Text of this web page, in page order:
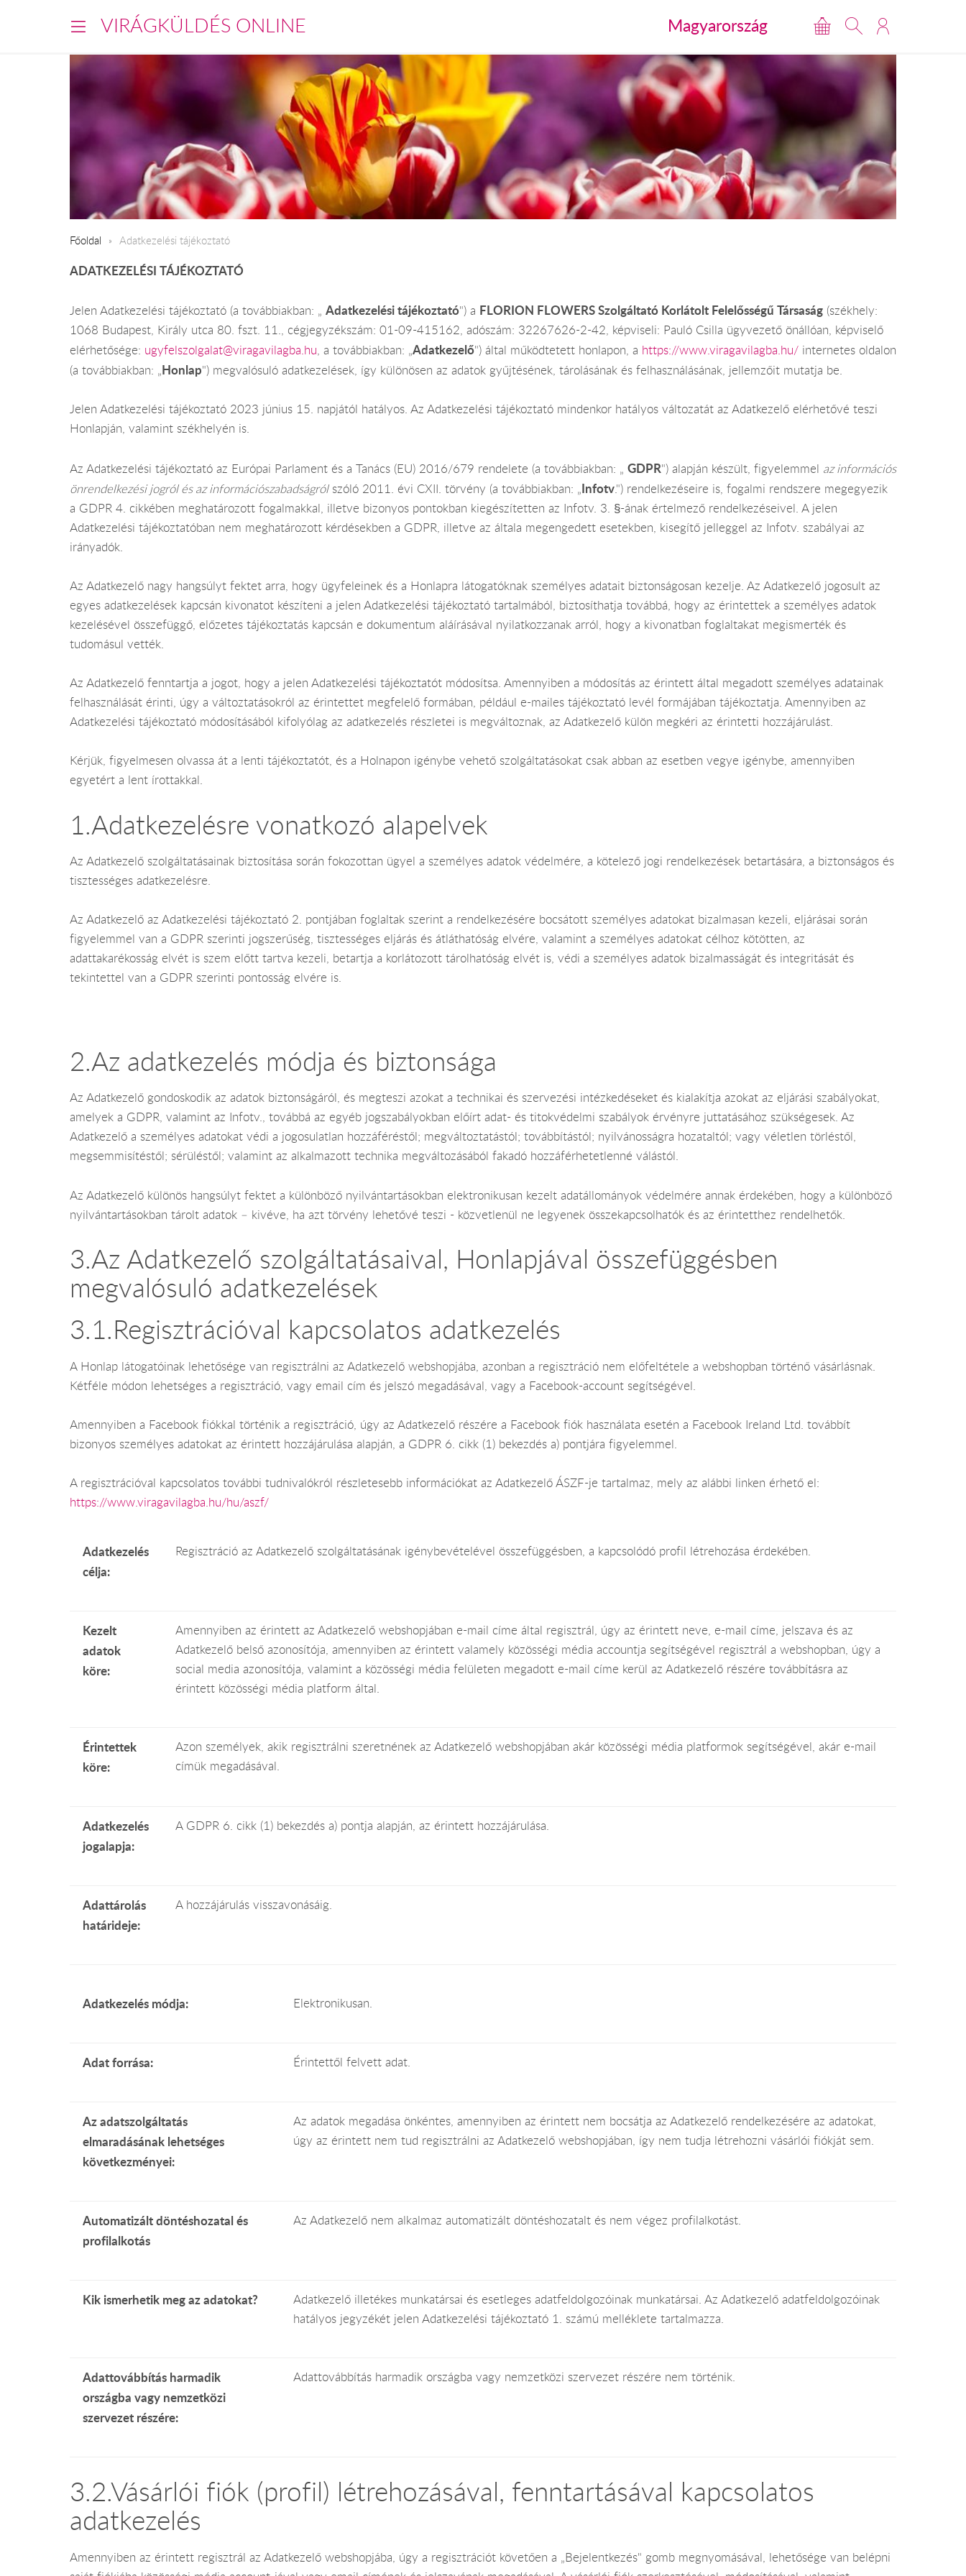
VIRÁGKÜLDÉS ONLINE Magyarország
Főoldal Adatkezelési tájékoztató
ADATKEZELÉSI TÁJÉKOZTATÓ
Jelen Adatkezelési tájékoztató (a továbbiakban: „ Adatkezelési tájékoztató") a FLORION FLOWERS Szolgáltató Korlátolt Felelősségű Társaság (székhely:
1068 Budapest, Király utca 80. fszt. 11., cégjegyzékszám: 01-09-415162, adószám: 32267626-2-42, képviseli: Pauló Csilla ügyvezető önállóan, képviselő
elérhetősége: ugyfelszolgalat@viragavilagba.hu, a továbbiakban: „Adatkezelő") által működtetett honlapon, a https://www.viragavilagba.hu/ internetes oldalon
(a továbbiakban: „Honlap") megvalósuló adatkezelések, így különösen az adatok gyűjtésének, tárolásának és felhasználásának, jellemzőit mutatja be.
Jelen Adatkezelési tájékoztató 2023 június 15. napjától hatályos. Az Adatkezelési tájékoztató mindenkor hatályos változatát az Adatkezelő elérhetővé teszi
Honlapján, valamint székhelyén is.
Az Adatkezelési tájékoztató az Európai Parlament és a Tanács (EU) 2016/679 rendelete (a továbbiakban: „ GDPR") alapján készült, figyelemmel az információs
önrendelkezési jogról és az információszabadságrólszóló 2011. évi CXII. törvény (a továbbiakban: „Infotv.") rendelkezéseire is, fogalmi rendszere megegyezik
a GDPR 4. cikkében meghatározott fogalmakkal, illetve bizonyos pontokban kiegészítetten az Infotv. 3. §-ának értelmező rendelkezéseivel. A jelen
Adatkezelési tájékoztatóban nem meghatározott kérdésekben a GDPR, illetve az általa megengedett esetekben, kisegítő jelleggel az Infotv. szabályai az
irányadók.
Az Adatkezelő nagy hangsúlyt fektet arra, hogy ügyfeleinek és a Honlapra látogatóknak személyes adatait biztonságosan kezelje. Az Adatkezelő jogosult az
egyes adatkezelések kapcsán kivonatot készíteni a jelen Adatkezelési tájékoztató tartalmából, biztosíthatja továbbá, hogy az érintettek a személyes adatok
kezelésével összefüggő, előzetes tájékoztatás kapcsán e dokumentum aláírásával nyilatkozzanak arról, hogy a kivonatban foglaltakat megismerték és
tudomásul vették.
Az Adatkezelő fenntartja a jogot, hogy a jelen Adatkezelési tájékoztatót módosítsa. Amennyiben a módosítás az érintett által megadott személyes adatainak
felhasználását érinti, úgy a változtatásokról az érintettet megfelelő formában, például e-mailes tájékoztató levél formájában tájékoztatja. Amennyiben az
Adatkezelési tájékoztató módosításából kifolyólag az adatkezelés részletei is megváltoznak, az Adatkezelő külön megkéri az érintetti hozzájárulást.
Kérjük, figyelmesen olvassa át a lenti tájékoztatót, és a Holnapon igénybe vehető szolgáltatásokat csak abban az esetben vegye igénybe, amennyiben
egyetért a lent írottakkal.
1.Adatkezelésre vonatkozó alapelvek
Az Adatkezelő szolgáltatásainak biztosítása során fokozottan ügyel a személyes adatok védelmére, a kötelező jogi rendelkezések betartására, a biztonságos és
tisztességes adatkezelésre.
Az Adatkezelő az Adatkezelési tájékoztató 2. pontjában foglaltak szerint a rendelkezésére bocsátott személyes adatokat bizalmasan kezeli, eljárásai során
figyelemmel van a GDPR szerinti jogszerűség, tisztességes eljárás és átláthatóság elvére, valamint a személyes adatokat célhoz kötötten, az
adattakarékosság elvét is szem előtt tartva kezeli, betartja a korlátozott tárolhatóság elvét is, védi a személyes adatok bizalmasságát és integritását és
tekintettel van a GDPR szerinti pontosság elvére is.
2.Az adatkezelés módja és biztonsága
Az Adatkezelő gondoskodik az adatok biztonságáról, és megteszi azokat a technikai és szervezési intézkedéseket és kialakítja azokat az eljárási szabályokat,
amelyek a GDPR, valamint az Infotv., továbbá az egyéb jogszabályokban előírt adat- és titokvédelmi szabályok érvényre juttatásához szükségesek. Az
Adatkezelő a személyes adatokat védi a jogosulatlan hozzáféréstől; megváltoztatástól; továbbítástól; nyilvánosságra hozataltól; vagy véletlen törléstől,
megsemmisítéstől; sérüléstől; valamint az alkalmazott technika megváltozásából fakadó hozzáférhetetlenné válástól.
Az Adatkezelő különös hangsúlyt fektet a különböző nyilvántartásokban elektronikusan kezelt adatállományok védelmére annak érdekében, hogy a különböző
nyilvántartásokban tárolt adatok – kivéve, ha azt törvény lehetővé teszi - közvetlenül ne legyenek összekapcsolhatók és az érintetthez rendelhetők.
3.Az Adatkezelő szolgáltatásaival, Honlapjával összefüggésben
megvalósuló adatkezelések
3.1.Regisztrációval kapcsolatos adatkezelés
A Honlap látogatóinak lehetősége van regisztrálni az Adatkezelő webshopjába, azonban a regisztráció nem előfeltétele a webshopban történő vásárlásnak.
Kétféle módon lehetséges a regisztráció, vagy email cím és jelszó megadásával, vagy a Facebook-account segítségével.
Amennyiben a Facebook fiókkal történik a regisztráció, úgy az Adatkezelő részére a Facebook fiók használata esetén a Facebook Ireland Ltd. továbbít
bizonyos személyes adatokat az érintett hozzájárulása alapján, a GDPR 6. cikk (1) bekezdés a) pontjára figyelemmel.
A regisztrációval kapcsolatos további tudnivalókról részletesebb információkat az Adatkezelő ÁSZF-je tartalmaz, mely az alábbi linken érhető el:
https://www.viragavilagba.hu/hu/aszf/
Adatkezelés
célja:
Regisztráció az Adatkezelő szolgáltatásának igénybevételével összefüggésben, a kapcsolódó profil létrehozása érdekében.
Kezelt
adatok
köre:
Amennyiben az érintett az Adatkezelő webshopjában e-mail címe által regisztrál, úgy az érintett neve, e-mail címe, jelszava és az
Adatkezelő belső azonosítója, amennyiben az érintett valamely közösségi média accountja segítségével regisztrál a webshopban, úgy a
social media azonosítója, valamint a közösségi média felületen megadott e-mail címe kerül az Adatkezelő részére továbbításra az
érintett közösségi média platform által.
Érintettek
köre:
Azon személyek, akik regisztrálni szeretnének az Adatkezelő webshopjában akár közösségi média platformok segítségével, akár e-mail
címük megadásával.
Adatkezelés
jogalapja:
A GDPR 6. cikk (1) bekezdés a) pontja alapján, az érintett hozzájárulása.
Adattárolás
határideje:
A hozzájárulás visszavonásáig.
Adatkezelés módja: Elektronikusan.
Adat forrása: Érintettől felvett adat.
Az adatszolgáltatás
elmaradásának lehetséges
következményei:
Az adatok megadása önkéntes, amennyiben az érintett nem bocsátja az Adatkezelő rendelkezésére az adatokat,
úgy az érintett nem tud regisztrálni az Adatkezelő webshopjában, így nem tudja létrehozni vásárlói fiókját sem.
Automatizált döntéshozatal és
profilalkotás
Az Adatkezelő nem alkalmaz automatizált döntéshozatalt és nem végez profilalkotást.
Kik ismerhetik meg az adatokat?
Adatkezelő illetékes munkatársai és esetleges adatfeldolgozóinak munkatársai. Az Adatkezelő adatfeldolgozóinak
hatályos jegyzékét jelen Adatkezelési tájékoztató 1. számú melléklete tartalmazza.
Adattovábbítás harmadik
országba vagy nemzetközi
szervezet részére:
Adattovábbítás harmadik országba vagy nemzetközi szervezet részére nem történik.
3.2.Vásárlói fiók (profil) létrehozásával, fenntartásával kapcsolatos
adatkezelés
Amennyiben az érintett regisztrál az Adatkezelő webshopjába, úgy a regisztrációt követően a „Bejelentkezés" gomb megnyomásával, lehetősége van belépni